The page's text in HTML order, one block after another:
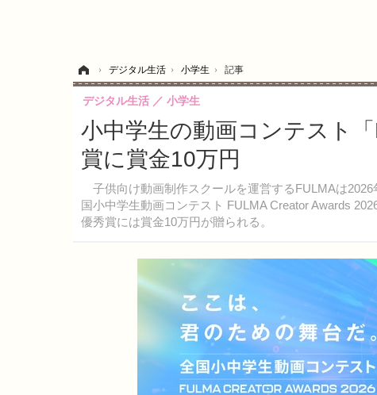
› デジタル生活 › 小学生 › 記事
小中学生の動画コンテスト
賞に賞金10万円
子供向け動画制作スクールを運営するFULMAは
国小中学生動画コンテスト FULMA Creator Awards
優秀賞には賞金10万円が贈られる。
デジタル生活 小学生